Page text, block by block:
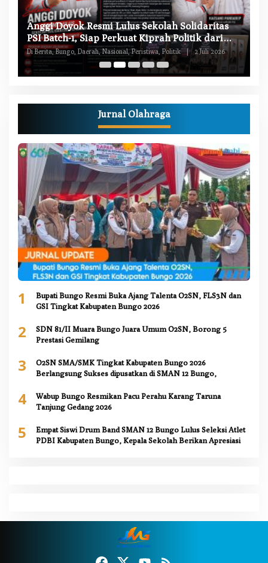
Anggi Doyok Resmi Lulus Sekolah Solidaritas
PSI Batch-1, Siap Perkuat Kiprah Politik dari
Daerah
Di Berita, Bungo, Daerah, Nasional, Peristiwa, Politik | 2 Juli 2026
Jurnal Olahraga
1
Bupati Bungo Resmi Buka Ajang Talenta O2SN, FLS3N dan
GSI Tingkat Kabupaten Bungo 2026
2
SDN 81/II Muara Bungo Juara Umum O2SN, Borong 5
Prestasi Gemilang
3
O2SN SMA/SMK Tingkat Kabupaten Bungo 2026
Berlangsung Sukses dipusatkan di SMAN 12 Bungo,
4
Wabup Bungo Resmikan Pacu Perahu Karang Taruna
Tanjung Gedang 2026
5
Empat Siswi Drum Band SMAN 12 Bungo Lulus Seleksi Atlet
PDBI Kabupaten Bungo, Kepala Sekolah Berikan Apresiasi